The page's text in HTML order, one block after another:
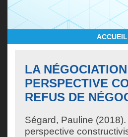
ACCUEIL
LA
PERSPECTIVE
REFUS DE
Ségard, Pauline
perspective